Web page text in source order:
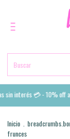
abonando con
Inicio
frunces